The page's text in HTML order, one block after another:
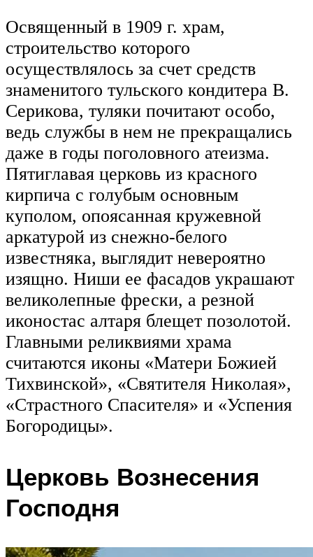
Освященный в 1909 г. храм,
строительство которого
осуществлялось за счет средств
знаменитого тульского кондитера В.
Серикова, туляки почитают особо,
ведь службы в нем не прекращались
даже в годы поголовного атеизма.
Пятиглавая церковь из красного
кирпича с голубым основным
куполом, опоясанная кружевной
аркатурой из снежно-белого
известняка, выглядит невероятно
изящно. Ниши ее фасадов украшают
великолепные фрески, а резной
иконостас алтаря блещет позолотой.
Главными реликвиями храма
считаются иконы «Матери Божией
Тихвинской», «Святителя Николая»,
«Страстного Спасителя» и «Успения
Богородицы».
Церковь Вознесения
Господня